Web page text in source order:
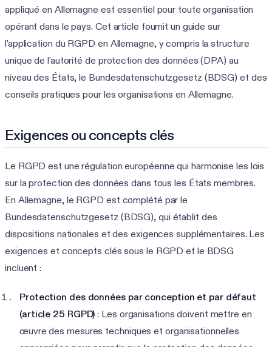
appliqué en Allemagne est essentiel pour toute organisation
opérant dans le pays. Cet article fournit un guide sur
l'application du RGPD en Allemagne, y compris la structure
unique de l'autorité de protection des données (DPA) au
niveau des États, le Bundesdatenschutzgesetz (BDSG) et des
conseils pratiques pour les organisations en Allemagne.
Exigences ou concepts clés
Le RGPD est une régulation européenne qui harmonise les lois
sur la protection des données dans tous les États membres.
En Allemagne, le RGPD est complété par le
Bundesdatenschutzgesetz (BDSG), qui établit des
dispositions nationales et des exigences supplémentaires. Les
exigences et concepts clés sous le RGPD et le BDSG
incluent :
Protection des données par conception et par défaut
(article 25 RGPD) : Les organisations doivent mettre en
œuvre des mesures techniques et organisationnelles